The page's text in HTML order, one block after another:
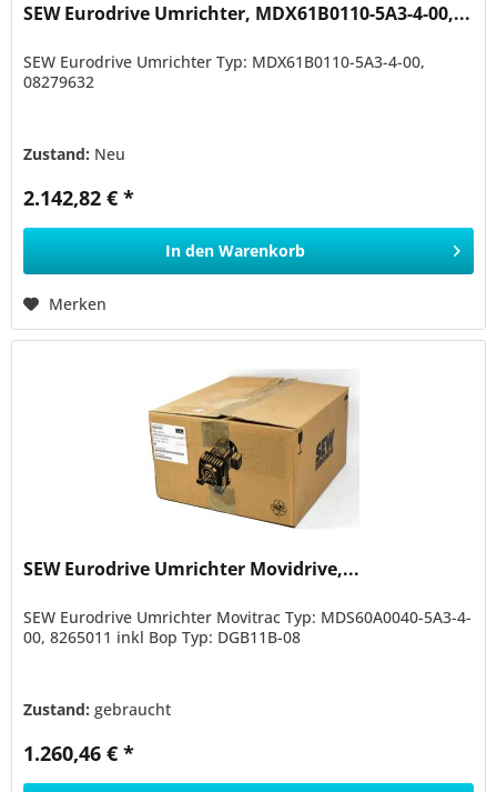
SEW Eurodrive Umrichter, MDX61B0110-5A3-4-00,...
SEW Eurodrive Umrichter Typ: MDX61B0110-5A3-4-00,
08279632
Zustand: Neu
2.142,82 € *
In den Warenkorb
Merken
SEW Eurodrive Umrichter Movidrive,...
SEW Eurodrive Umrichter Movitrac Typ: MDS60A0040-5A3-4-
00, 8265011 inkl Bop Typ: DGB11B-08
Zustand:gebraucht
1.260,46 € *